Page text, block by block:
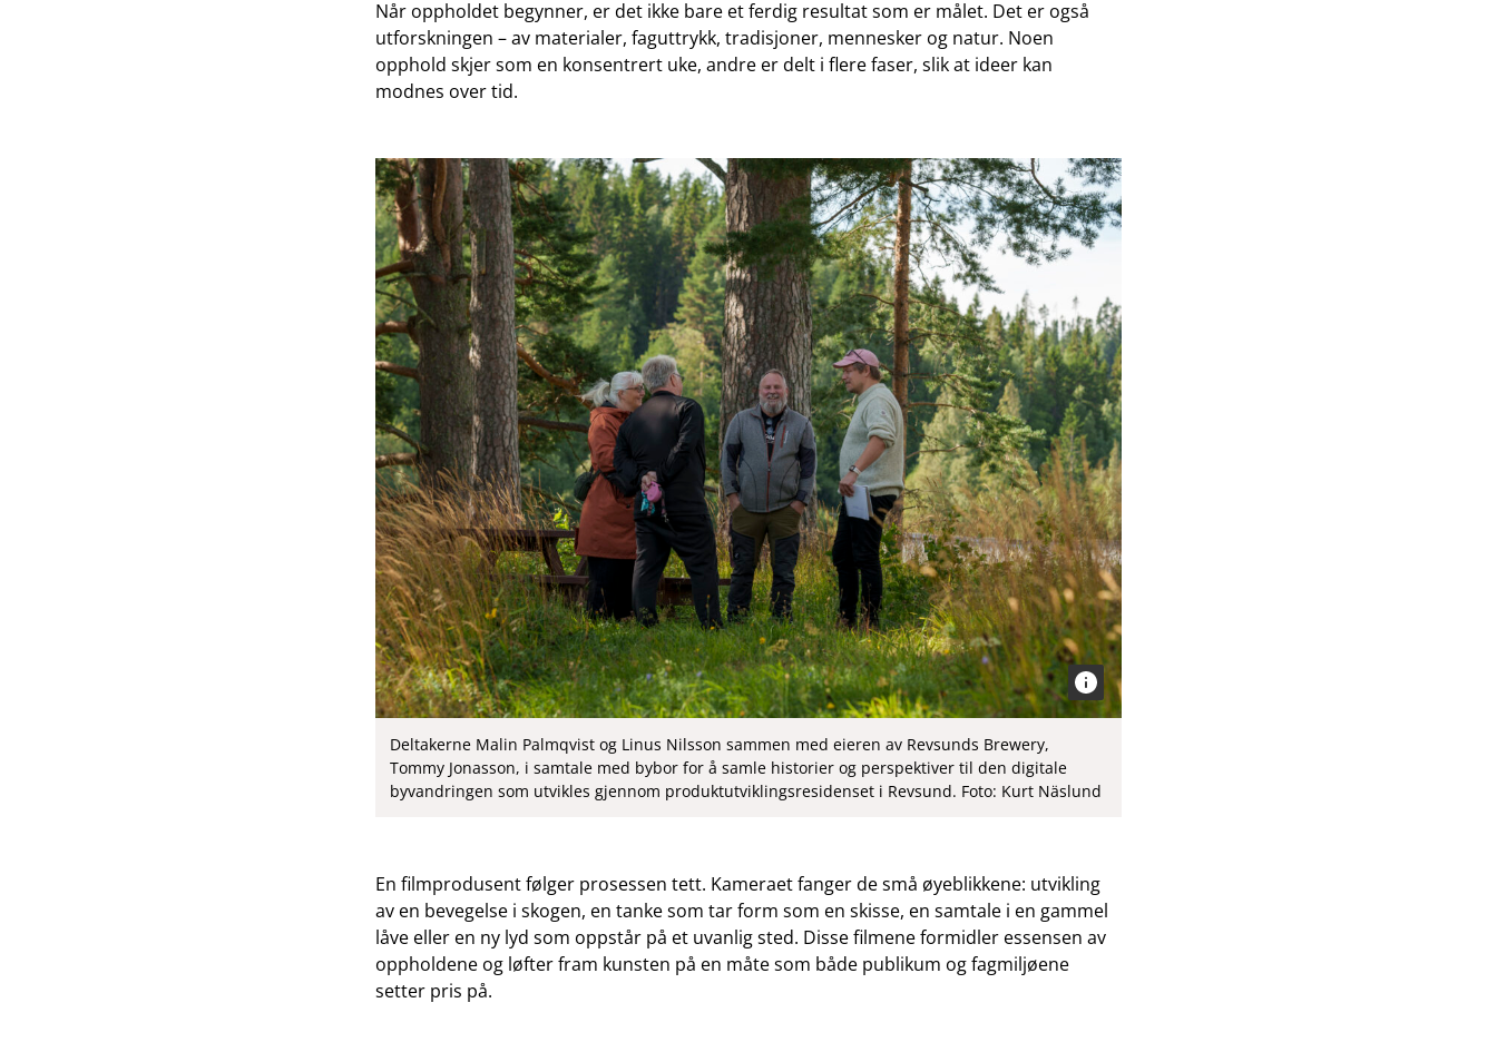
Når oppholdet begynner, er det ikke bare et ferdig resultat som er målet. Det er også
utforskningen – av materialer, faguttrykk, tradisjoner, mennesker og natur. Noen
opphold skjer som en konsentrert uke, andre er delt i flere faser, slik at ideer kan
modnes over tid.
Deltakerne Malin Palmqvist og Linus Nilsson sammen med eieren av Revsunds Brewery,
Tommy Jonasson, i samtale med bybor for å samle historier og perspektiver til den digitale
byvandringen som utvikles gjennom produktutviklingsresidenset i Revsund. Foto: Kurt Näslund
En filmprodusent følger prosessen tett. Kameraet fanger de små øyeblikkene: utvikling
av en bevegelse i skogen, en tanke som tar form som en skisse, en samtale i en gammel
låve eller en ny lyd som oppstår på et uvanlig sted. Disse filmene formidler essensen av
oppholdene og løfter fram kunsten på en måte som både publikum og fagmiljøene
setter pris på.